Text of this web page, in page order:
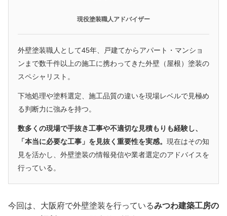
現役塗装職人アドバイザー
外壁塗装職人として45年、戸建てからアパート・マンショ
ンまで数千件以上の施工に携わってきた外壁（屋根）塗装の
スペシャリスト。
下地処理や塗料選定、施工品質の違いを現場レベルで見極め
る判断力に強みを持つ。
数多くの現場で手抜き工事や不適切な見積もりも経験し、
「本当に必要な工事」を見抜く重要性を実感。 現在はその知
見を活かし、外壁塗装の情報発信や業者選定のアドバイスを
行っている。
今回は、大阪府で外壁塗装を行っているみつわ建築工房の